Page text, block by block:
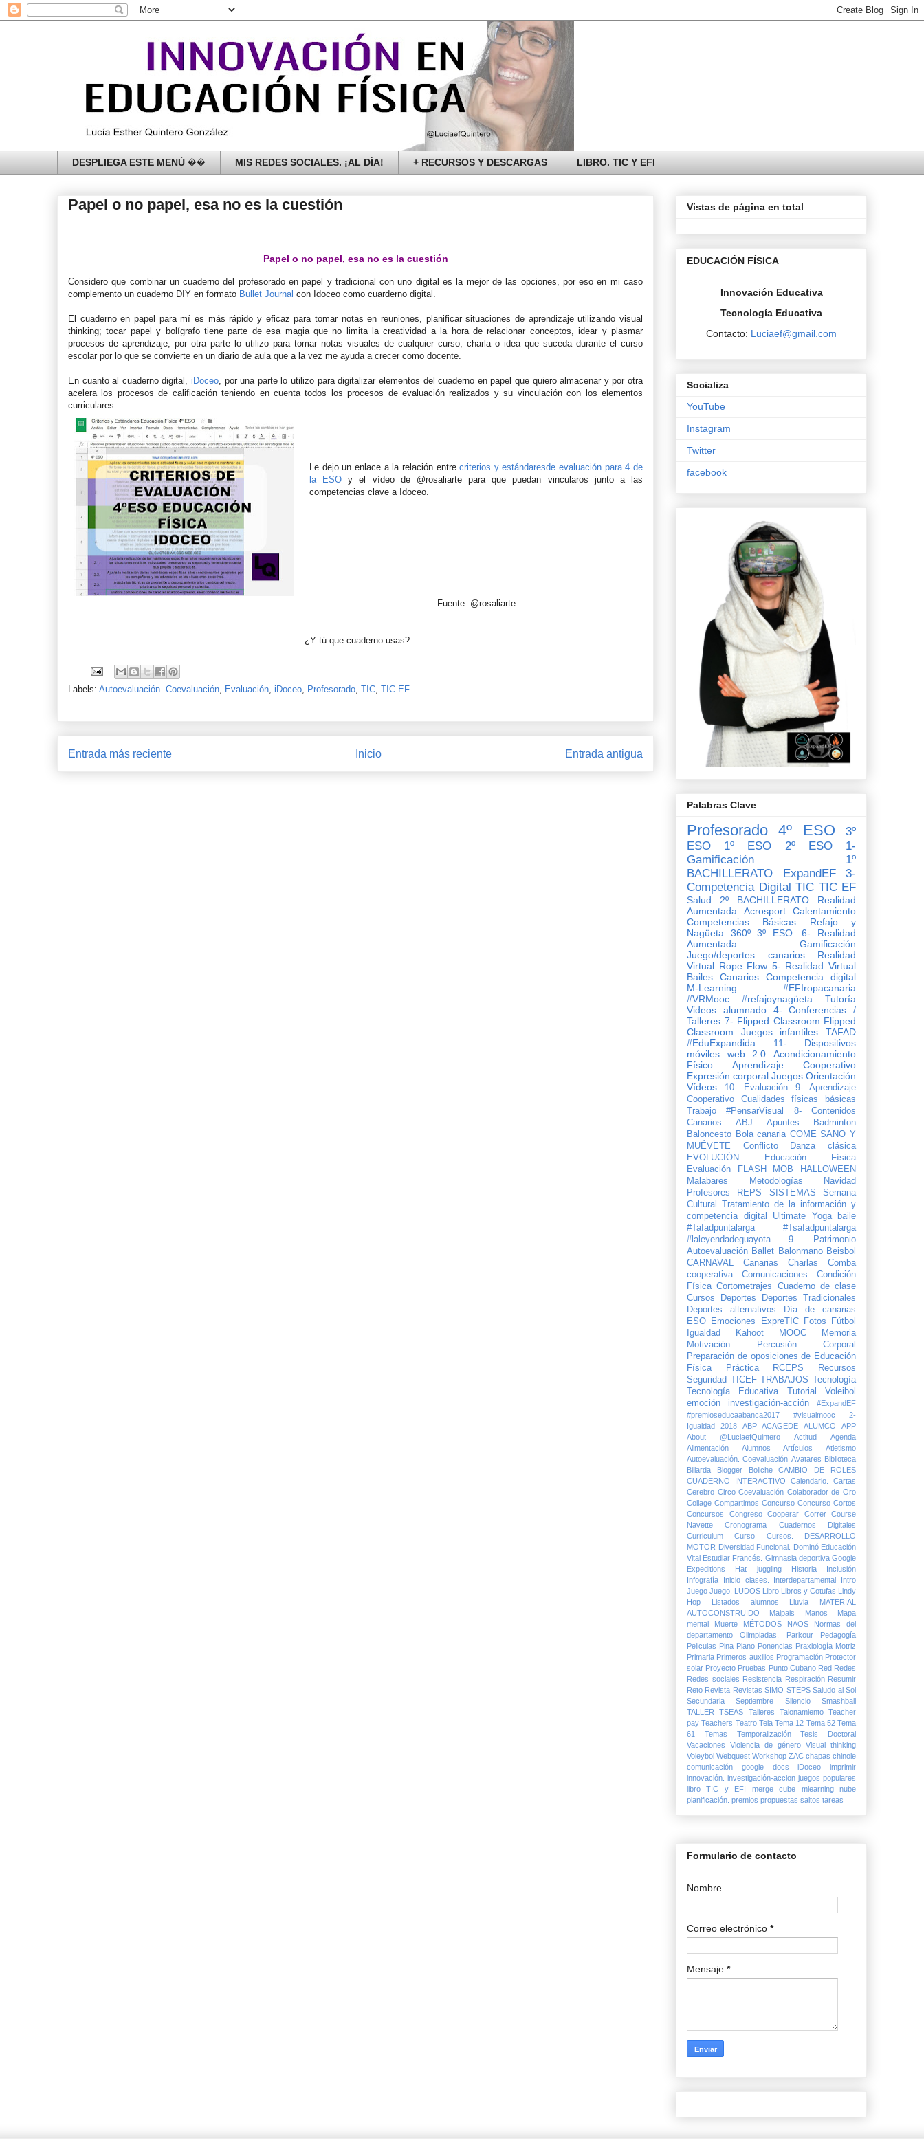
DESPLIEGA ESTE MENÚ �� MIS REDES SOCIALES. ¡AL DÍA! + RECURSOS Y DESCARGAS LIBRO. TIC Y EFI
Papel o no papel, esa no es la cuestión
Papel o no papel, esa no es la cuestión
Considero que combinar un cuaderno del profesorado en papel y tradicional con uno digital es la mejor de las opciones, por eso en mi caso
complemento un cuaderno DIY en formato Bullet Journal con Idoceo como cuarderno digital.
El cuaderno en papel para mí es más rápido y eficaz para tomar notas en reuniones, planificar situaciones de aprendizaje utilizando visual
thinking; tocar papel y bolígrafo tiene parte de esa magia que no limita la creatividad a la hora de relacionar conceptos, idear y plasmar
procesos de aprendizaje, por otra parte lo utilizo para tomar notas visuales de cualquier curso, charla o idea que suceda durante el curso
escolar por lo que se convierte en un diario de aula que a la vez me ayuda a crecer como docente.
En cuanto al cuaderno digital,iDoceo, por una parte lo utilizo para digitalizar elementos del cuaderno en papel que quiero almacenar y por otra
acelera los procesos de calificación teniendo en cuenta todos los procesos de evaluación realizados y su vinculación con los elementos
curriculares.
Le dejo un enlace a la relación entrecriterios y estándaresde evaluación para 4 de
la ESO y el vídeo de @rosaliarte para que puedan vincularos junto a las
competencias clave a Idoceo.
Fuente: @rosaliarte
¿Y tú que cuaderno usas?
Labels: Autoevaluación. Coevaluación, Evaluación, iDoceo, Profesorado, TIC, TIC EF
Entrada más reciente Entrada antigua
Inicio
Vistas de página en total
EDUCACIÓN FÍSICA
Innovación Educativa
Tecnología Educativa
Contacto: Luciaef@gmail.com
Socializa
YouTube
Instagram
Twitter
facebook
Palabras Clave
Profesorado 4º ESO
3º
ESO
1º ESO 2º ESO
1-
Gamificación
1º
BACHILLERATO
ExpandEF
3-
Competencia Digital TIC TIC EF
Salud 2º BACHILLERATO
Realidad
Aumentada
Acrosport
Calentamiento
Competencias Básicas
Refajo y
Nagüeta
360º 3º ESO.
6- Realidad
Aumentada
Gamificación
Juego/deportes canarios
Realidad
Virtual Rope Flow 5- Realidad Virtual
Bailes Canarios
Competencia digital
M-Learning
#EFIropacanaria
#VRMooc
#refajoynagüeta
Tutoría
Videos
alumnado
4- Conferencias /
Talleres 7- Flipped Classroom Flipped
Classroom
Juegos infantiles
TAFAD
#EduExpandida
11- Dispositivos
móviles
web 2.0
Acondicionamiento
Físico
Aprendizaje Cooperativo
Expresión corporal Juegos Orientación
Vídeos
10- Evaluación
9- Aprendizaje
Cooperativo
Cualidades físicas básicas
Trabajo
#PensarVisual
8- Contenidos
Canarios
ABJ Apuntes
Badminton
Baloncesto Bola canaria COME SANO Y
MUÉVETE
Conflicto
Danza clásica
EVOLUCIÓN
Evaluación
FLASH MOB
HALLOWEEN
Malabares
Metodologías
Navidad
Profesores
REPS SISTEMAS
Semana
Cultural
Tratamiento de la información y
competencia digital
Ultimate Yoga
baile
#Tafadpuntalarga
#Tsafadpuntalarga
#laleyendadeguayota
9- Patrimonio
Autoevaluación Ballet Balonmano Beisbol
CARNAVAL
Canarias Charlas
Comba
cooperativa
Comunicaciones
Condición
Física Cortometrajes
Cuaderno de clase
Cursos
Deportes
Deportes Tradicionales
Deportes alternativos
Día de canarias
ESO
Emociones ExpreTIC Fotos
Fútbol
Igualdad
Kahoot MOOC
Memoria
Motivación
Percusión Corporal
Preparación de oposiciones de Educación
Física
Práctica RCEPS
Recursos
Seguridad
TICEF TRABAJOS
Tecnología
Tecnología Educativa
Tutorial
Voleibol
emoción
investigación-acción
#ExpandEF
#premioseducaabanca2017
#visualmooc
2-
Igualdad
2018 ABP ACAGEDE ALUMCO
APP
About @LuciaefQuintero
Actitud
Agenda
Alimentación
Alumnos Artículos
Atletismo
Autoevaluación. Coevaluación Avatares Biblioteca
Billarda
Blogger Boliche
CAMBIO DE ROLES
CUADERNO INTERACTIVO
Calendario.
Cartas
Cerebro Circo Coevaluación Colaborador de Oro
Collage Compartimos Concurso Concurso Cortos
Concursos
Congreso Cooperar Correr
Course
Navette
Cronograma
Cuadernos Digitales
Curriculum
Curso Cursos.
DESARROLLO
MOTOR Diversidad Funcional. Dominó Educación
Vital Estudiar Francés. Gimnasia deportiva Google
Expeditions
Hat juggling Historia
Inclusión
Infografía
Inicio clases. Interdepartamental
Intro
Juego Juego. LUDOS Libro Libros y Cotufas
Lindy
Hop
Listados alumnos Lluvia
MATERIAL
AUTOCONSTRUIDO
Malpais Manos
Mapa
mental
Muerte MÉTODOS NAOS
Normas del
departamento
Olimpiadas. Parkour
Pedagogía
Peliculas Pina Plano Ponencias Praxiología Motriz
Primaria Primeros auxilios Programación Protector
solar Proyecto Pruebas Punto Cubano Red Redes
Redes sociales Resistencia Respiración Resumir
Reto Revista Revistas SIMO STEPS Saludo al Sol
Secundaria
Septiembre Silencio
Smashball
TALLER
TSEAS Talleres Talonamiento
Teacher
pay Teachers Teatro Tela Tema 12 Tema 52 Tema
61
Temas Temporalización
Tesis Doctoral
Vacaciones
Violencia de género Visual thinking
Voleybol Webquest Workshop ZAC chapas chinole
comunicación
google docs iDoceo
imprimir
innovación. investigación-accion juegos populares
libro TIC y EFI
merge cube mlearning
nube
planificación. premios propuestas saltos tareas
Formulario de contacto
Nombre
Correo electrónico *
Mensaje *